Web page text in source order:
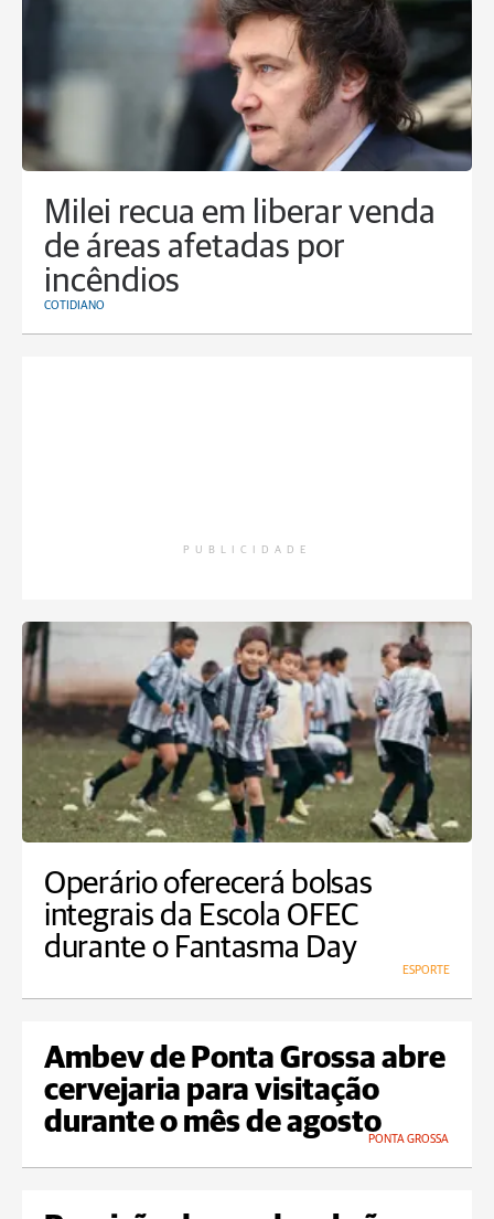
Milei recua em liberar venda
de áreas afetadas por
incêndios
COTIDIANO
PUBLICIDADE
Operário oferecerá bolsas
integrais da Escola OFEC
durante o Fantasma Day
ESPORTE
Ambev de Ponta Grossa abre
cervejaria para visitação
durante o mês de agosto
PONTA GROSSA